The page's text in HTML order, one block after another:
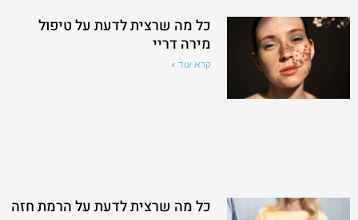
כל מה שרצית לדעת על טיפול
מירה דריי
קרא עוד »
כל מה שרצית לדעת על הרמת חזה